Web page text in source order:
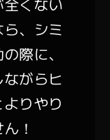
くない
、シミ
際に、
がらヒ
りやり
！